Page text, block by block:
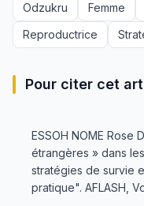
Odzukru Femme
Reproductrice
Pour citer cet
ESSOH NOME Rose
étrangères » dans
stratégies de survie
pratique". AFLASH,